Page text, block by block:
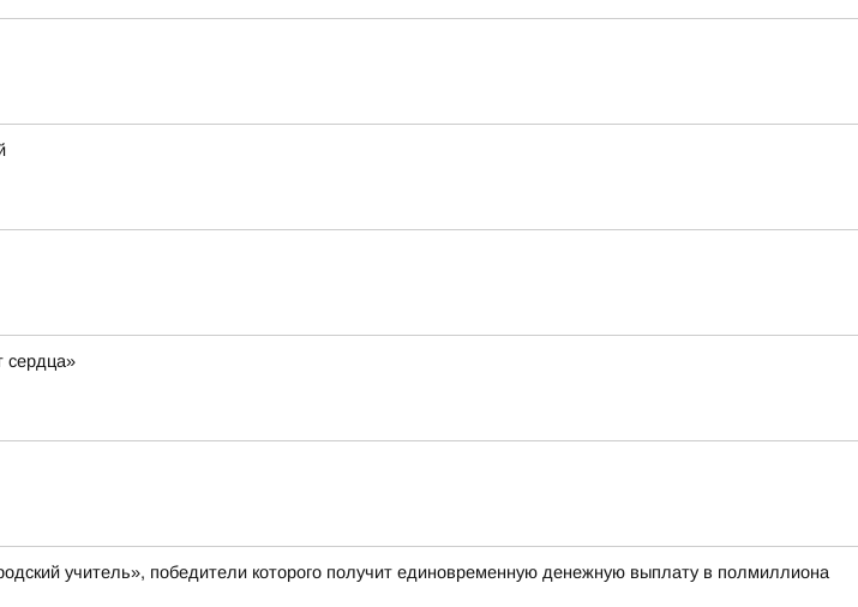
сердца»
учитель», победители которого получит единовременную денежную выплату в полмиллиона